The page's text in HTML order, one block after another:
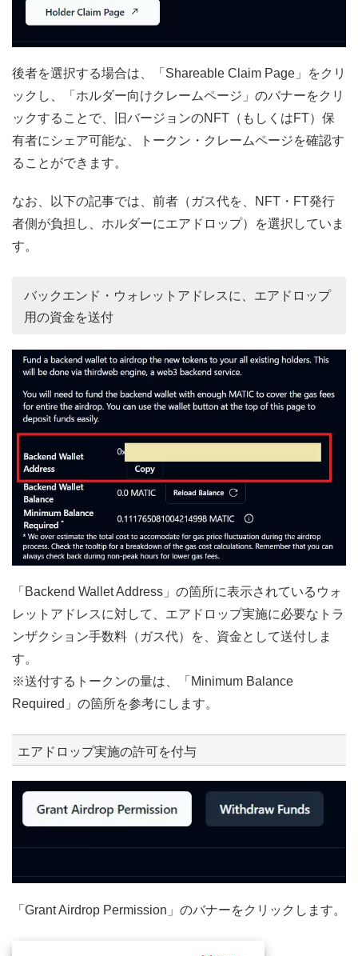
後者を選択する場合は、「Shareable Claim Page」をクリ
ックし、「ホルダー向けクレームページ」のバナーをクリ
ックすることで、旧バージョンのNFT（もしくはFT）保
有者にシェア可能な、トークン・クレームページを確認す
ることができます。
なお、以下の記事では、前者（ガス代を、NFT・FT発行
者側が負担し、ホルダーにエアドロップ）を選択していま
す。
バックエンド・ウォレットアドレスに、エアドロップ
用の資金を送付
「Backend Wallet Address」の箇所に表示されているウォ
レットアドレスに対して、エアドロップ実施に必要なトラ
ンザクション手数料（ガス代）を、資金として送付しま
す。
※送付するトークンの量は、「Minimum Balance
Required」の箇所を参考にします。
エアドロップ実施の許可を付与
「Grant Airdrop Permission」のバナーをクリックします。